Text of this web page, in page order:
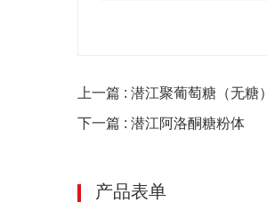
上一篇 : 潜江聚葡萄糖（无糖）
下一篇 : 潜江阿洛酮糖粉体
产品表单